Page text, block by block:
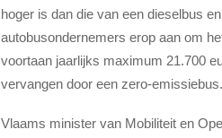
hoger is dan die van een dieselbus
autobusondernemers erop aan om
voortaan jaarlijks maximum 21.700
vervangen door een zero-emissiebus.
Vlaams minister van Mobiliteit en